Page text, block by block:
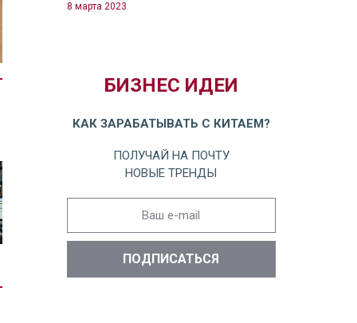
8 марта 2023
БИЗНЕС ИДЕИ
КАК ЗАРАБАТЫВАТЬ С КИТАЕМ?
ПОЛУЧАЙ НА ПОЧТУ
НОВЫЕ ТРЕНДЫ